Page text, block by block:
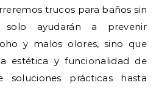
trucos para baños sin
ayudarán a prevenir
y malos olores, sino que
estética y funcionalidad de
soluciones prácticas hasta